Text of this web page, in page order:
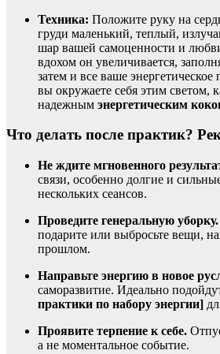
Техника: Положите руку на
груди маленький, теплый,
шар вашей самоценности и
вдохом он увеличивается,
затем и все ваше энергетическое
вы окружаете себя этим светом,
надежным энергетическим
Что делать после практик?
Не ждите мгновенного
связи, особенно долгие и
нескольких сеансов.
Проведите генеральную уборку.
подарите или выбросьте вещи,
прошлом.
Направьте энергию в новое
саморазвитие. Идеально
практики по набору энергии]
Проявите терпение к себе.
а не моментальное событие.